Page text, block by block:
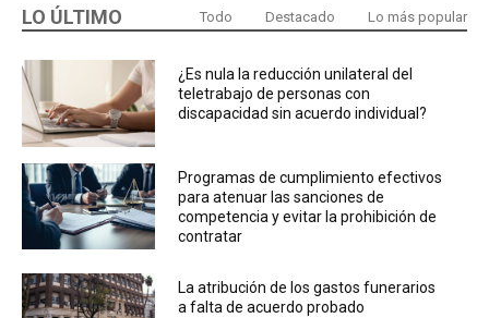
LO ÚLTIMO Todo Destacado Lo más popular
¿Es nula la reducción unilateral del
teletrabajo de personas con
discapacidad sin acuerdo individual?
Programas de cumplimiento efectivos
para atenuar las sanciones de
competencia y evitar la prohibición de
contratar
La atribución de los gastos funerarios
a falta de acuerdo probado